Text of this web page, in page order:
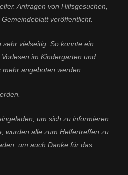
Anfragen von Hilfsgesuchen,
veröffentlicht.
vielseitig. So konnte ein
im Kindergarten und
angeboten werden.
um sich zu informieren
wurden alle zum Helfertreffen zu
um auch Danke für das